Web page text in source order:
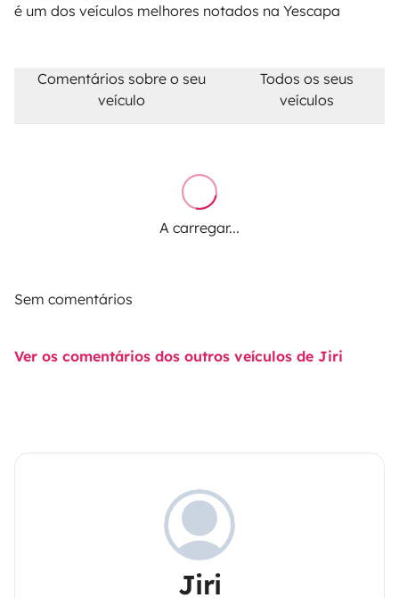
é um dos veículos melhores notados na Yescapa
Comentários sobre o seu
veículo
Todos os seus
veículos
A carregar...
Sem comentários
Ver os comentários dos outros veículos de Jiri
Jiri